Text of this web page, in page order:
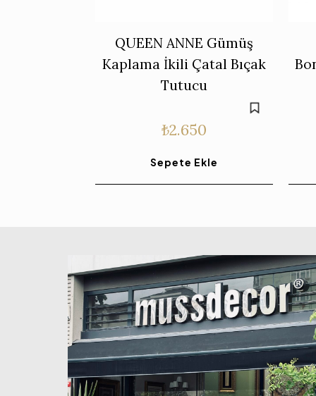
QUEEN ANNE Gümüş
Kaplama İkili Çatal Bıçak
Tutucu
₺2.650
Sepete Ekle